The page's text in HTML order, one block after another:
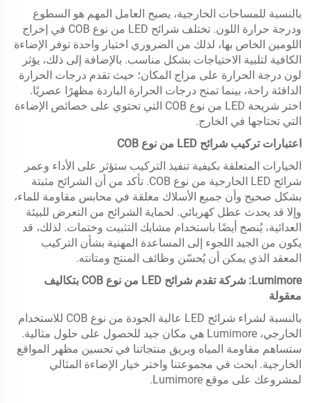
بالنسبة للمساحات الخارجية، يصبح العامل المهم هو السطوع
ودرجة حرارة اللون. تختلف شرائح LED من نوع COB في إخراج
اللومين الخاص بها، لذلك من الضروري اختيار واحدة توفر الإضاءة
الكافية لتلبية الاحتياجات بشكل مناسب. بالإضافة إلى ذلك، يؤثر
لون درجة الحرارة على مزاج المكان؛ حيث تقدم درجات الحرارة
الدافئة راحة، بينما تمنح درجات الحرارة الباردة مظهرًا عصريًا.
اختر شريحة LED من نوع COB التي تحتوي على خصائص الإضاءة
التي تحتاجها في الخارج.
اعتبارات تركيب شرائح LED من نوع COB
الخيارات المتعلقة بكيفية تنفيذ التركيب ستؤثر على الأداء وعمر
شرائح LED الخارجية من نوع COB. تأكد من أن الشرائح مثبتة
بشكل صحيح وأن جميع الأسلاك مغلقة في محابس مقاومة للماء،
وإلا قد يحدث عطل كهربائي. لحماية الشرائح من التعرض للبيئة
العدائية، يُنصح أيضًا باستخدام مشابك التثبيت وختمات. لذلك، قد
يكون من الجيد اللجوء إلى المساعدة المهنية بشأن التركيب
المعقد الذي يمكن أن يُحسّن وظائف المنتج ومتانته.
Lumimore: شركة تقدم شرائح LED من نوع COB بتكاليف
معقولة
بالنسبة لشراء شرائح LED عالية الجودة من نوع COB للاستخدام
الخارجي، Lumimore هي مكان جيد للحصول على حلول مثالية.
ستساهم مقاومة المياه وبريق منتجاتنا في تحسين مظهر المواقع
الخارجية. ابحث في مجموعتنا واختر خيار الإضاءة المثالي
لمشروعك على موقع Lumimore.